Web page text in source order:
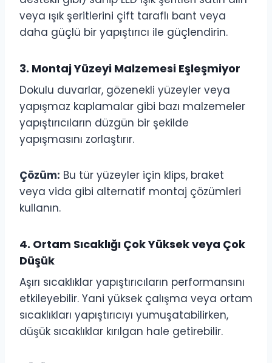
veya ışık şeritlerini çift taraflı bant veya
daha güçlü bir yapıştırıcı ile güçlendirin.
3. Montaj Yüzeyi Malzemesi Eşleşmiyor
Dokulu duvarlar, gözenekli yüzeyler veya
yapışmaz kaplamalar gibi bazı malzemeler
yapıştırıcıların düzgün bir şekilde
yapışmasını zorlaştırır.
Çözüm: Bu tür yüzeyler için klips, braket
veya vida gibi alternatif montaj çözümleri
kullanın.
4. Ortam Sıcaklığı Çok Yüksek veya Çok
Düşük
Aşırı sıcaklıklar yapıştırıcıların performansını
etkileyebilir. Yani yüksek çalışma veya ortam
sıcaklıkları yapıştırıcıyı yumuşatabilirken,
düşük sıcaklıklar kırılgan hale getirebilir.